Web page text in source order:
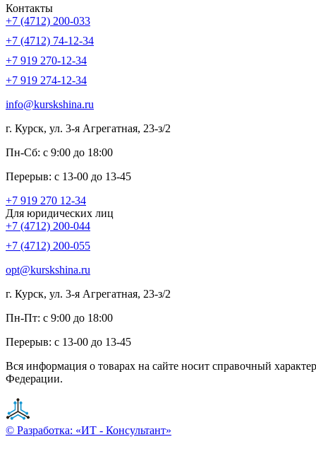
Контакты
+7 (4712) 200-033
+7 (4712) 74-12-34
+7 919 270-12-34
+7 919 274-12-34
info@kurskshina.ru
г. Курск, ул. 3-я Агрегатная, 23-з/2
Пн-Сб: с 9:00 до 18:00
Перерыв: с 13-00 до 13-45
+7 919 270 12-34
Для юридических лиц
+7 (4712) 200-044
+7 (4712) 200-055
opt@kurskshina.ru
г. Курск, ул. 3-я Агрегатная, 23-з/2
Пн-Пт: с 9:00 до 18:00
Перерыв: с 13-00 до 13-45
Вся информация о товарах на сайте носит справочный
Федерации.
© Разработка: «ИТ - Консультант»